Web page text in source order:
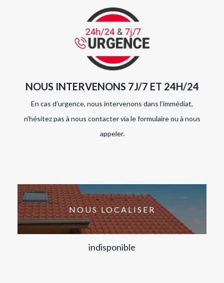
NOUS INTERVENONS 7J/7 ET 24H/24
En cas d’urgence, nous intervenons dans l’immédiat,
n’hésitez pas à nous contacter via le formulaire ou à nous
appeler.
NOUS LOCALISER
indisponible